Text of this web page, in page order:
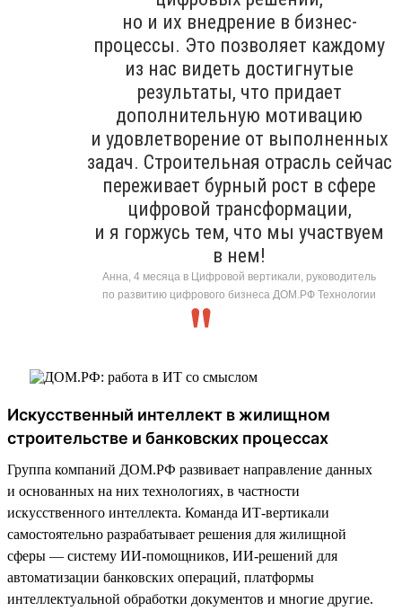
но и их внедрение в бизнес-
процессы. Это позволяет каждому
из нас видеть достигнутые
результаты, что придает
дополнительную мотивацию
и удовлетворение от выполненных
задач. Строительная отрасль сейчас
переживает бурный рост в сфере
цифровой трансформации,
и я горжусь тем, что мы участвуем
в нем!
Анна, 4 месяца в Цифровой вертикали, руководитель
по развитию цифрового бизнеса ДОМ.РФ Технологии
Искусственный интеллект в жилищном
строительстве и банковских процессах
Группа компаний ДОМ.РФ развивает направление данных
и основанных на них технологиях, в частности
искусственного интеллекта. Команда ИТ-вертикали
самостоятельно разрабатывает решения для жилищной
сферы — систему ИИ-помощников, ИИ-решений для
автоматизации банковских операций, платформы
интеллектуальной обработки документов и многие другие.